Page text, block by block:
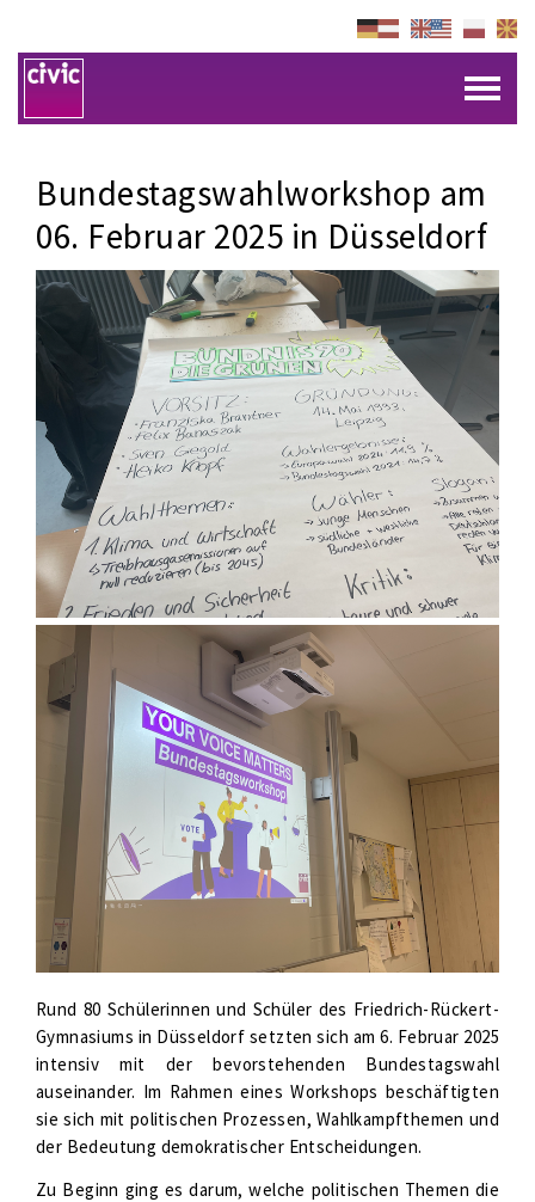
Bundestagswahlworkshop am
06. Februar 2025 in Düsseldorf
Rund 80 Schülerinnen und Schüler des Friedrich-Rückert-
Gymnasiums in Düsseldorf setzten sich am 6. Februar 2025
intensiv mit der bevorstehenden Bundestagswahl
auseinander. Im Rahmen eines Workshops beschäftigten
sie sich mit politischen Prozessen, Wahlkampfthemen und
der Bedeutung demokratischer Entscheidungen.
Zu Beginn ging es darum, welche politischen Themen die